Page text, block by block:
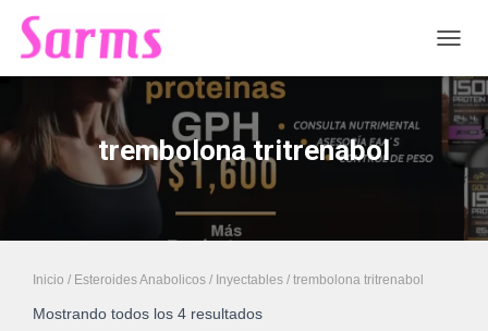
trembolona tritrenabol
Inicio / Esteroides Anabolicos / Inyectables / trembolona tritrenabol
Mostrando todos los 4 resultados